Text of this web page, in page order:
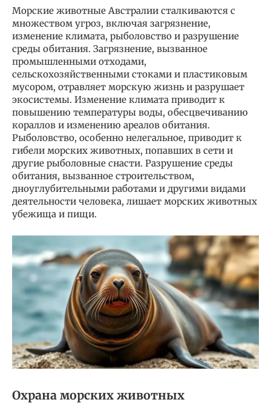
Морские животные Австралии сталкиваются с
множеством угроз, включая загрязнение,
изменение климата, рыболовство и разрушение
среды обитания. Загрязнение, вызванное
промышленными отходами,
сельскохозяйственными стоками и пластиковым
мусором, отравляет морскую жизнь и разрушает
экосистемы. Изменение климата приводит к
повышению температуры воды, обесцвечиванию
кораллов и изменению ареалов обитания.
Рыболовство, особенно нелегальное, приводит к
гибели морских животных, попавших в сети и
другие рыболовные снасти. Разрушение среды
обитания, вызванное строительством,
дноуглубительными работами и другими видами
деятельности человека, лишает морских животных
убежища и пищи.
Охрана морских животных